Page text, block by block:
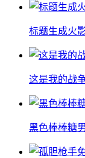
标题生成火
这是我的战
黑色棒棒糖